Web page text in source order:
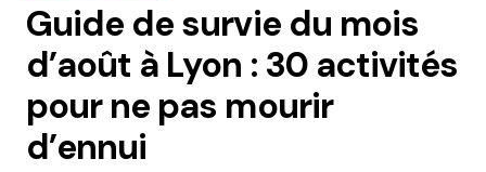
Guide de survie du mois
d’août à Lyon : 30 activités
pour ne pas mourir
d’ennui